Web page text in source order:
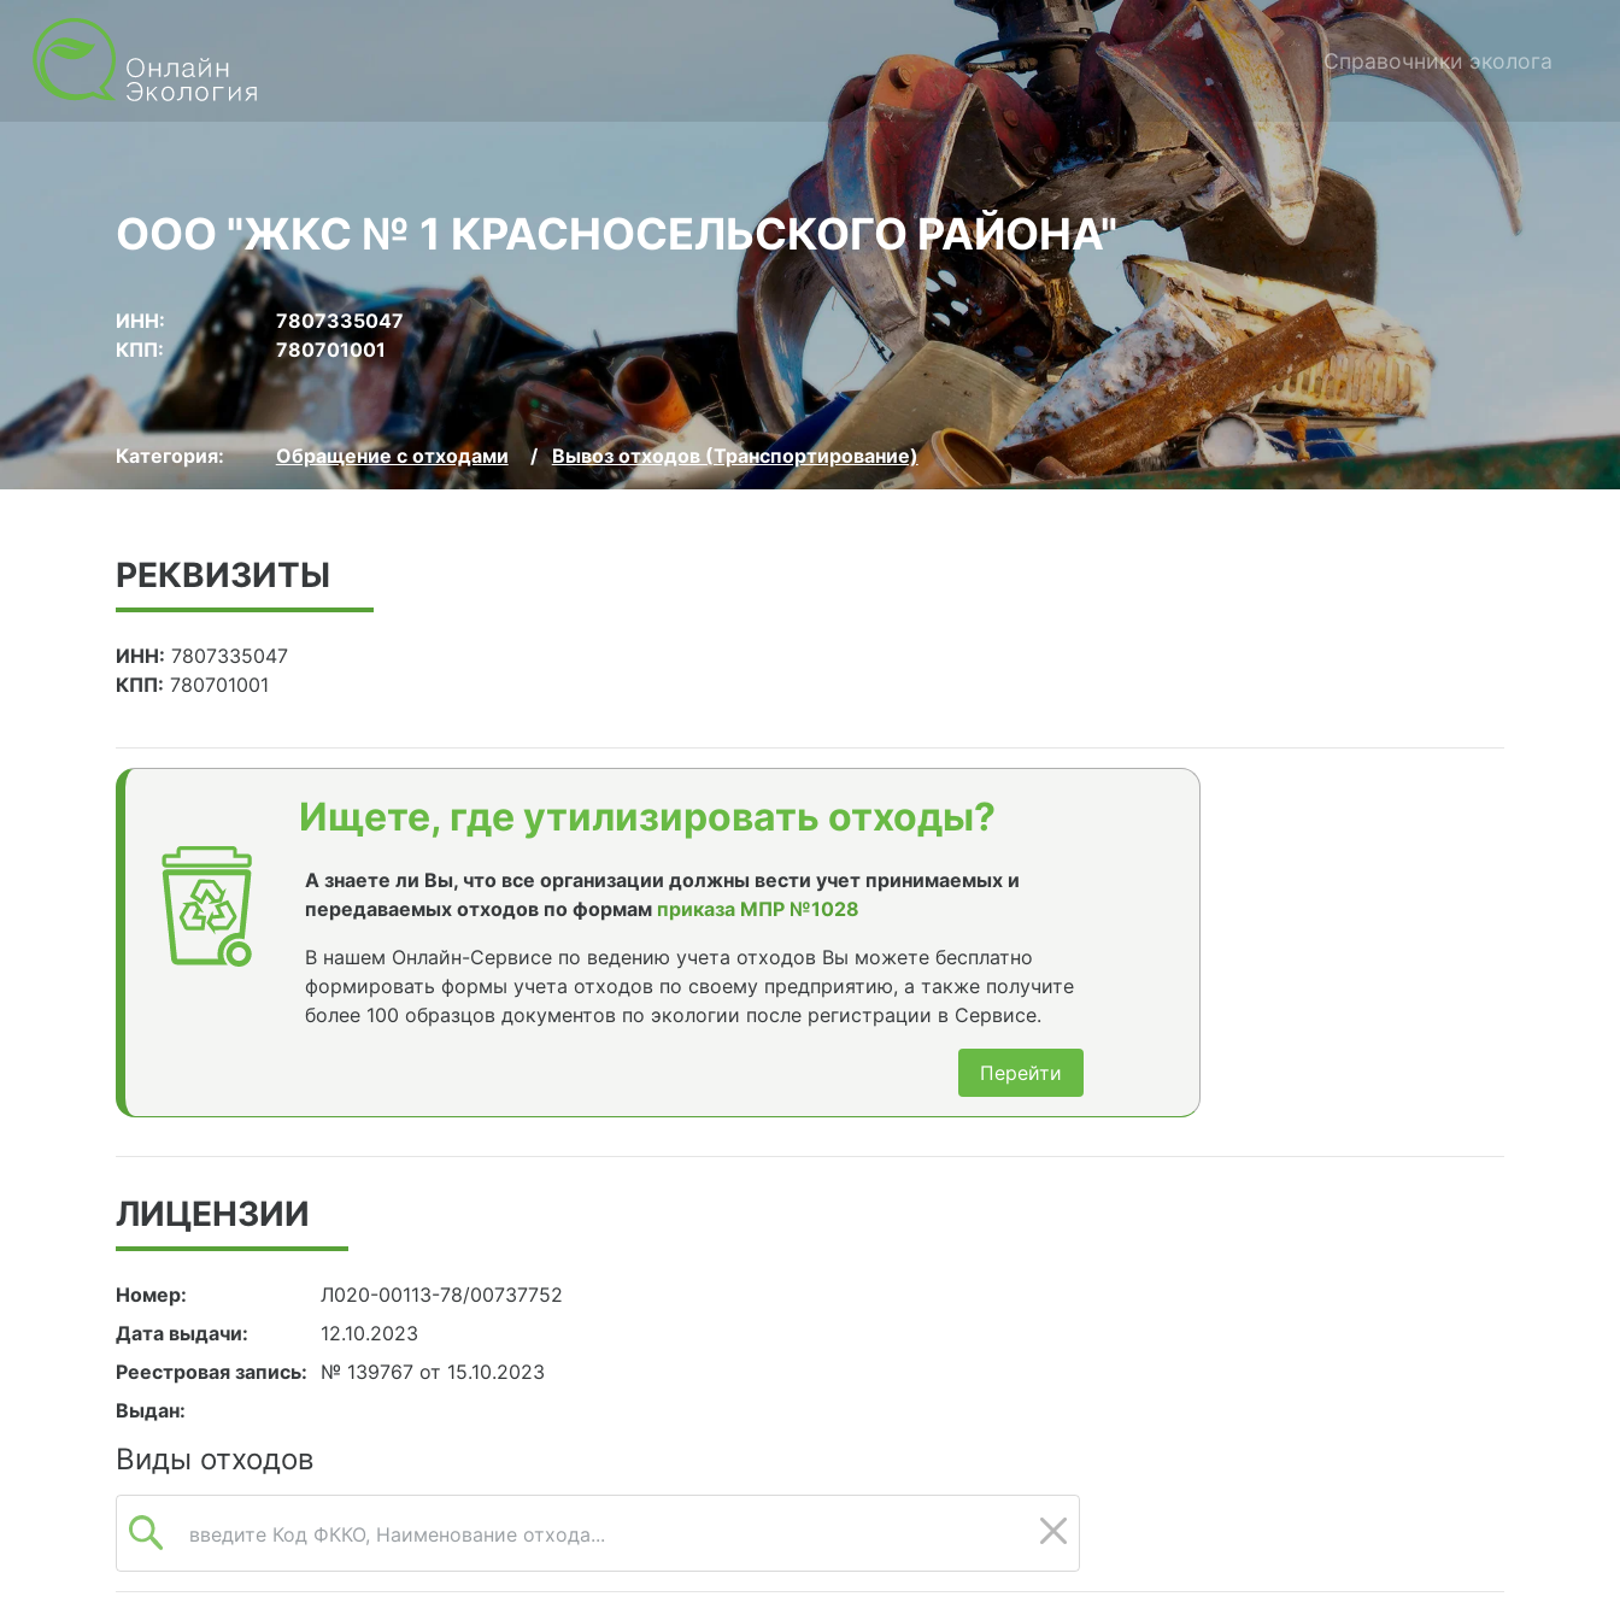
Справочники эколога
ООО "ЖКС № 1 КРАСНОСЕЛЬСКОГО РАЙОНА"
ИНН:
7807335047
КПП:
780701001
Категория: Обращение с отходами Вывоз отходов (Транспортирование)
РЕКВИЗИТЫ
ИНН: 7807335047
КПП: 780701001
Ищете, где утилизировать отходы?
А знаете ли Вы, что все организации должны вести учет принимаемых и
передаваемых отходов по формам приказа МПР №1028
В нашем Онлайн-Сервисе по ведению учета отходов Вы можете бесплатно
формировать формы учета отходов по своему предприятию, а также получите
более 100 образцов документов по экологии после регистрации в Сервисе.
Перейти
ЛИЦЕНЗИИ
Номер:
Л020-00113-78/00737752
Дата выдачи:
12.10.2023
Реестровая запись:
№ 139767 от 15.10.2023
Выдан:
Виды отходов
введите Код ФККО, Наименование отхода...